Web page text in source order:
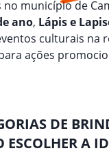
no município de
ano, Lápis e
culturais na
ações
DE
ESCOLHER A